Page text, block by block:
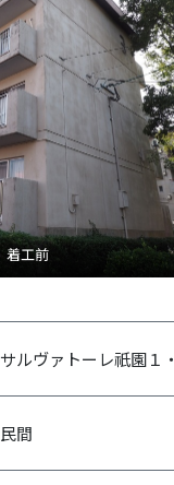
工前
サルヴァトーレ祇園１
民間